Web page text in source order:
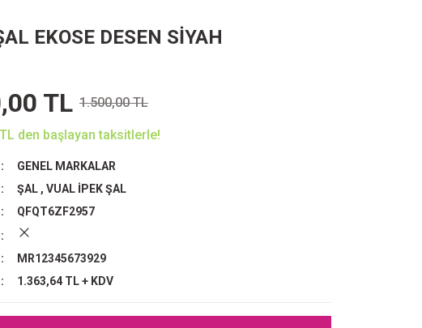
EKOSE DESEN SİYAH
TL 1.500,00 TL
den başlayan taksitlerle!
GENEL MARKALAR
ŞAL , VUAL İPEK ŞAL
QFQT6ZF2957
MR12345673929
1.363,64 TL + KDV